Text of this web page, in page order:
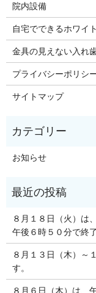
院内設備
自宅でできるホワイ
金具の見えない入れ
プライバシーポリシ
サイトマップ
お知らせ
８月１８日（火）は
午後６時５０分で終
８月１３日（木）～
す。
８月６日（木）は、